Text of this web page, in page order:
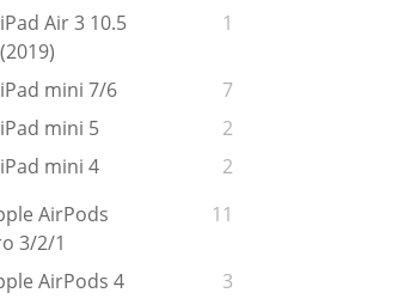
iPad Air 3 10.5
(2019)
1
iPad mini 7/6
7
iPad mini 5
2
iPad mini 4
2
AirPods
3/2/1
11
AirPods 4
3